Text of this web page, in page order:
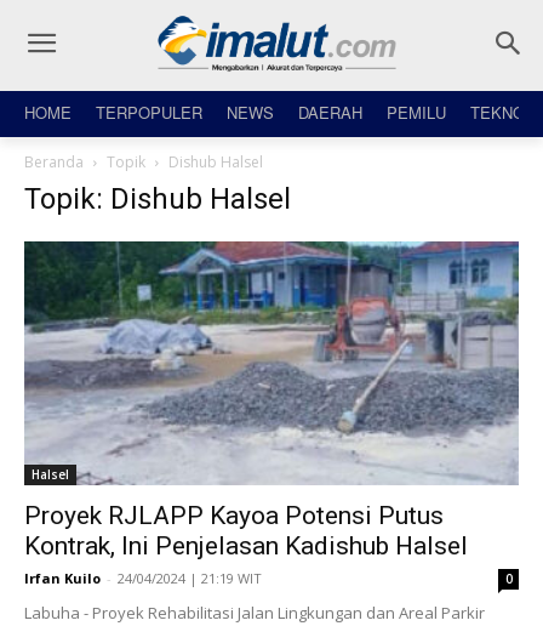
HOME TERPOPULER NEWS DAERAH PEMILU TEKNO
Beranda Topik Dishub Halsel
Topik: Dishub Halsel
Halsel
Proyek RJLAPP Kayoa Potensi Putus
Kontrak, Ini Penjelasan Kadishub Halsel
Irfan Kuilo - 24/04/2024 | 21:19 WIT 0
Labuha - Proyek Rehabilitasi Jalan Lingkungan dan Areal Parkir